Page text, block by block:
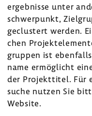
ergeb­nisse unter
schwer­punkt,
geclus­tert werden.
chen
gruppen ist
name ermög­licht
der Projekt­titel. Für
suche nutzen Sie
Website.